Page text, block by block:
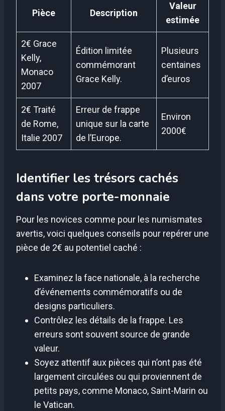
Pièce Description
Valeur
estimée
2€ Grace
Kelly,
Monaco
2007
Édition limitée
commémorant
Grace Kelly.
Plusieurs
centaines
d’euros
2€ Traité
de Rome,
Italie 2007
Erreur de frappe
unique sur la carte
de l’Europe.
Environ
2000€
Identifier les trésors cachés
dans votre porte-monnaie
Pour les novices comme pour les numismates
avertis, voici quelques conseils pour repérer une
pièce de 2€ au potentiel caché :
Examinez la face nationale, à la recherche
d’événements commémoratifs ou de
designs particuliers.
Contrôlez les détails de la frappe. Les
erreurs sont souvent source de grande
valeur.
Soyez attentif aux pièces qui n’ont pas été
largement circulées ou qui proviennent de
petits pays, comme Monaco, Saint-Marin ou
le Vatican.